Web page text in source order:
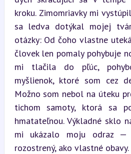
kroku. Zimomriavky mi
sa ledva dotýkal mojej
otázky: Od čoho vlastne
človek len pomaly pohybuje
mi tlačila do pľúc,
myšlienok, ktoré som cez
Možno som nebol na úteku
tichom samoty, ktorá sa
hmatateľnou. Výkladné sklo
mi ukázalo moju odraz —
rozostrený, ako vlastné obavy.